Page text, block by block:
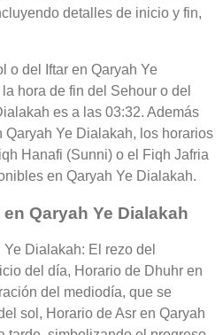
detalles de inicio y fin,
o del Iftar en Qaryah Ye
hora de fin del Sehour o del
es a las 03:32. Además
Qaryah Ye Dialakah, los horarios
Hanafi (Sunni) o el Fiqh Jafria
en Qaryah Ye Dialakah.
Qaryah Ye Dialakah
Dialakah: El rezo del
del día, Horario de Dhuhr en
del mediodía, que se
sol, Horario de Asr en Qaryah